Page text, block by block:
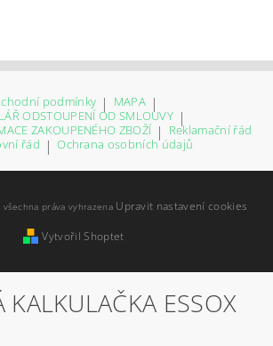
podmínky | MAPA |
ODSTOUPENÍ OD SMLOUVY |
ZAKOUPENÉHO ZBOŽÍ | Reklamační řád
řád | Ochrana osobních údajů
všechna práva vyhrazena Upravit nastavení cookies
Vytvořil Shoptet
KALKULAČKA ESSOX